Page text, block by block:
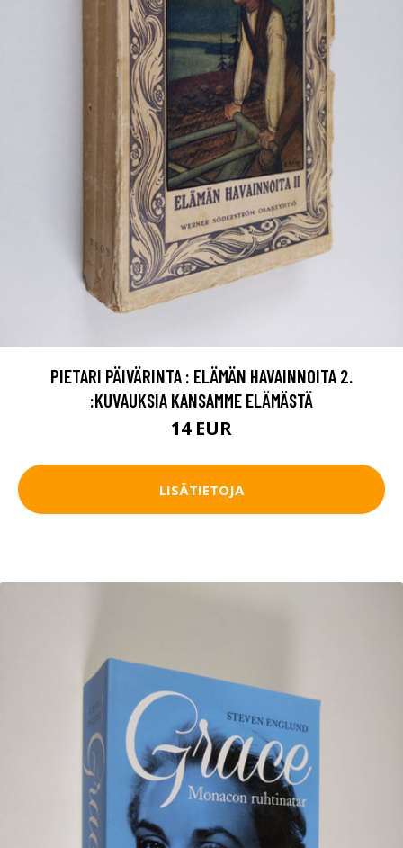
PIETARI PÄIVÄRINTA : ELÄMÄN HAVAINNOITA 2.
:KUVAUKSIA KANSAMME ELÄMÄSTÄ
14 EUR
LISÄTIETOJA